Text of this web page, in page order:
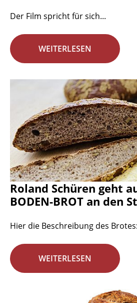
Der Film spricht für sich...
WEITERLESEN
Roland Schüren geht
BODEN-BROT an den
Hier die Beschreibung des Brotes:
WEITERLESEN